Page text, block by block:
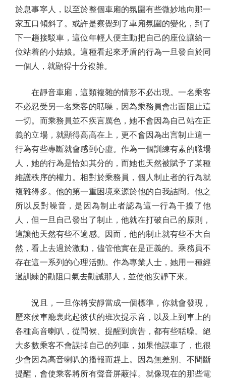
於息事寧人，以至於整個車廂的氛圍有些微妙地向那一
家五口傾斜了。或許是察覺到了車廂氛圍的變化，到了
下一趟接駁車，這位年輕人便主動把自己的座位讓給一
位站着的小姑娘。這種看起來矛盾的行為一旦發自於同
一個人，就顯得十分複雜。
在靜音車廂，這類複雜的情形不必出現。一名乘客
不必忍受另一名乘客的聒噪，因為乘務員會出面阻止這
一切。而乘務員並不疾言厲色，她不會因為自己站在正
義的立場，就顯得高高在上，更不會因為出言制止這一
行為有些專斷就會感到心虛。作為一個訓練有素的職場
人，她的行為是恰如其分的，而她也天然被賦予了某種
維護秩序的權力。相對於乘務員，個人制止者的行為就
複雜得多。他的第一重困境來源於他的自我詰問。他之
所以反對噪音，是因為制止者認為這一行為干擾了他
人，但一旦自己發出了制止，他就在打破自己的原則，
這讓他天然有些不適感。因而，他的制止就有些不大自
然，看上去過於激動，儘管他實在是正義的。乘務員不
存在這一系列的心理活動。作為專業人士，她用一種經
過訓練的勸阻口氣去勸誡那人，並使他安靜下來。
況且，一旦你將安靜當成一個標準，你就會發現，
歷來候車廳裏此起彼伏的班次提示音，以及上到車上的
各種高音喇叭，從問候、提醒到廣告，都有些聒噪。絕
大多數乘客不會誤掉自己的列車，如果他誤車了，也很
少會因為高音喇叭的播報而趕上。因為無差別、不間斷
提醒，會使乘客將所有聲音屏蔽掉。就像現在的那些電